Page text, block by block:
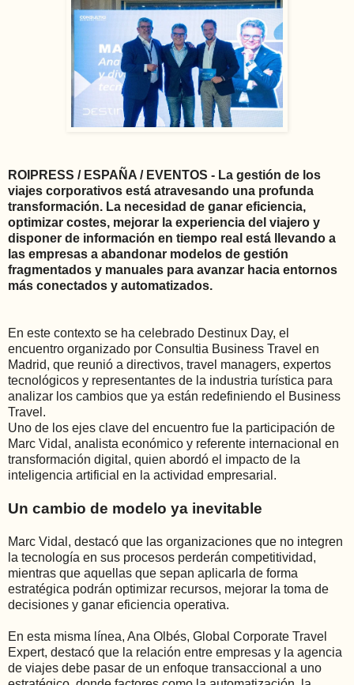
ROIPRESS / ESPAÑA / EVENTOS - La gestión de los
viajes corporativos está atravesando una profunda
transformación. La necesidad de ganar eficiencia,
optimizar costes, mejorar la experiencia del viajero y
disponer de información en tiempo real está llevando a
las empresas a abandonar modelos de gestión
fragmentados y manuales para avanzar hacia entornos
más conectados y automatizados.
En este contexto se ha celebrado Destinux Day, el
encuentro organizado por Consultia Business Travel en
Madrid, que reunió a directivos, travel managers, expertos
tecnológicos y representantes de la industria turística para
analizar los cambios que ya están redefiniendo el Business
Travel.
Uno de los ejes clave del encuentro fue la participación de
Marc Vidal, analista económico y referente internacional en
transformación digital, quien abordó el impacto de la
inteligencia artificial en la actividad empresarial.
Un cambio de modelo ya inevitable
Marc Vidal, destacó que las organizaciones que no integren
la tecnología en sus procesos perderán competitividad,
mientras que aquellas que sepan aplicarla de forma
estratégica podrán optimizar recursos, mejorar la toma de
decisiones y ganar eficiencia operativa.
En esta misma línea, Ana Olbés, Global Corporate Travel
Expert, destacó que la relación entre empresas y la agencia
de viajes debe pasar de un enfoque transaccional a uno